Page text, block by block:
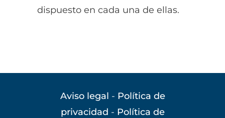
dispuesto en cada una de ellas.
Aviso legal - Política de
privacidad - Política de